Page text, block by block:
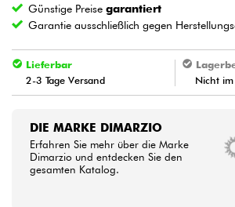
Drums
Violinen & Quartett
Kinder
Günstige Preisegarantiert
Garantie ausschließlich gegen
Lieferbar
2-3 Tage Versand
Nicht
DIE MARKE DIMARZIO
Erfahren Sie mehr über die Marke
Dimarzio und entdecken Sie den
gesamten Katalog.